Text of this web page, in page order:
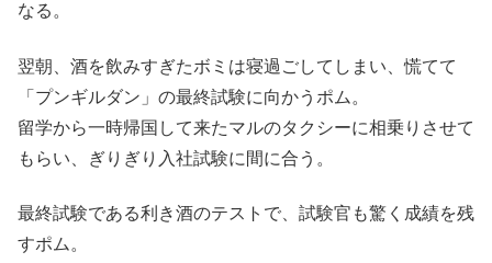
なる。
翌朝、酒を飲みすぎたボミは寝過ごしてしまい、慌てて
「プンギルダン」の最終試験に向かうポム。
留学から一時帰国して来たマルのタクシーに相乗りさせて
もらい、ぎりぎり入社試験に間に合う。
最終試験である利き酒のテストで、試験官も驚く成績を残
すポム。